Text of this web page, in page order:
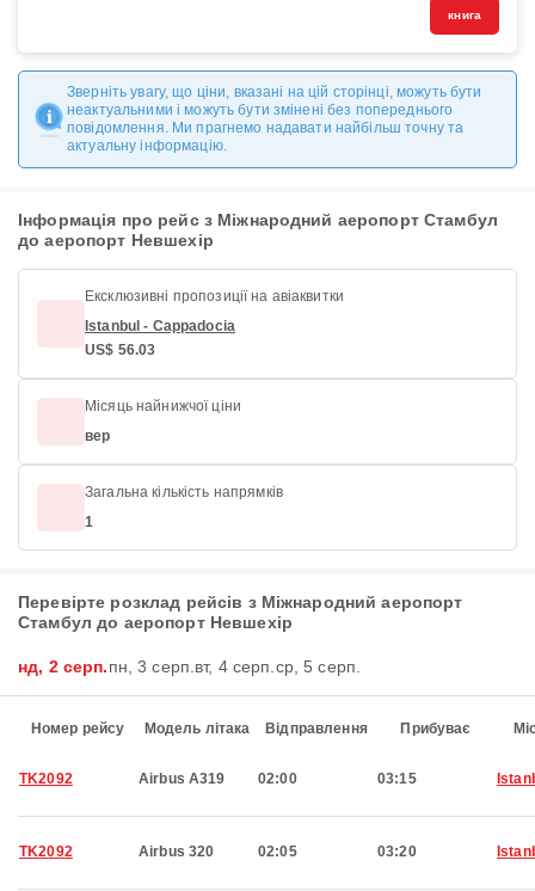
книга
Зверніть увагу, що ціни, вказані на цій сторінці, можуть бути
неактуальними і можуть бути змінені без попереднього
повідомлення. Ми прагнемо надавати найбільш точну та
актуальну інформацію.
Інформація про рейс з Міжнародний аеропорт Стамбул
до аеропорт Невшехір
Ексклюзивні пропозиції на авіаквитки
Istanbul - Cappadocia
US$ 56.03
Місяць найнижчої ціни
вер
Загальна кількість напрямків
1
Перевірте розклад рейсів з Міжнародний аеропорт
Стамбул до аеропорт Невшехір
нд, 2 серп.пн, 3 серп. вт, 4 серп. ср, 5 серп.
Номер рейсу Модель літака Відправлення Прибуває
TK2092 Airbus A319 02:00 03:15
TK2092 Airbus 320 02:05 03:20